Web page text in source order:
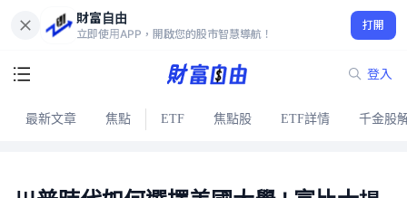
財富自由
立即使用APP，開啟您的股市智慧導航！
打開
登入
最新文章 焦點 ETF 焦點股 ETF詳情 千金股